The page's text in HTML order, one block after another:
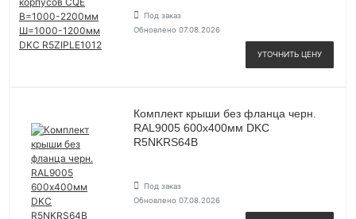
Под заказ
Обновлено 07.08.2026
УТОЧНИТЬ ЦЕНУ
Комплект крыши без фланца черн.
RAL9005 600х400мм DKC
R5NKRS64B
Под заказ
Обновлено 07.08.2026